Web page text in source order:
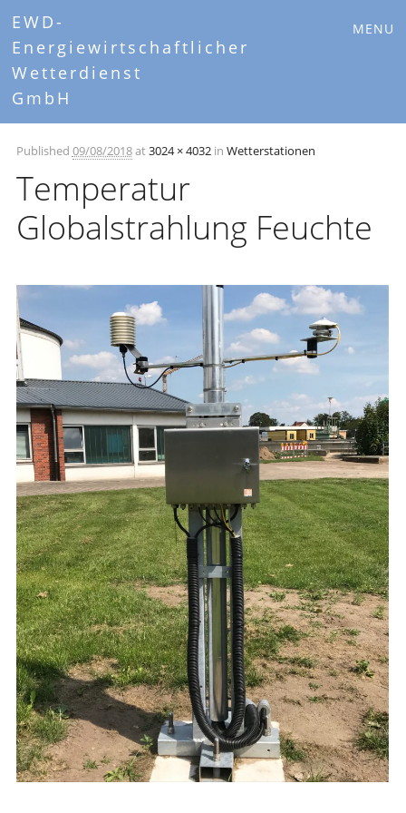
EWD-
Energiewirtschaftlicher
Wetterdienst
GmbH
Main menu
to
content
MENU
Published 09/08/2018at3024 × 4032in Wetterstationen
Temperatur
Globalstrahlung Feuchte